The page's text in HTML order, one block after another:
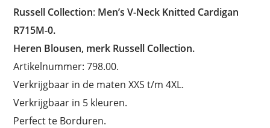
Russell Collection: Men’s V-Neck Knitted Cardigan
R715M-0.
Heren Blousen, merk Russell Collection.
Artikelnummer: 798.00.
Verkrijgbaar in de maten XXS t/m 4XL.
Verkrijgbaar in 5 kleuren.
Perfect te Borduren.